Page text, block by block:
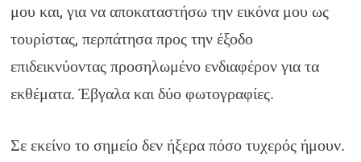
μου και, για να αποκαταστήσω την εικόνα μου ως
τουρίστας, περπάτησα προς την έξοδο
επιδεικνύοντας προσηλωμένο ενδιαφέρον για τα
εκθέματα. Έβγαλα και δύο φωτογραφίες.
Σε εκείνο το σημείο δεν ήξερα πόσο τυχερός ήμουν.